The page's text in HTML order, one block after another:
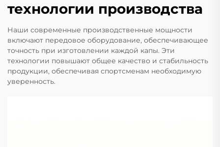
технологии производства
Наши современные производственные мощности
включают передовое оборудование, обеспечивающее
точность при изготовлении каждой капы. Эти
технологии повышают общее качество и стабильность
продукции, обеспечивая спортсменам необходимую
уверенность.